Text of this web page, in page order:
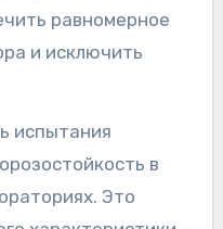
равномерное
и исключить
испытания
в
Это